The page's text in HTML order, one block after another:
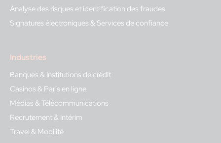
Analyse des risques et identification des fraudes
Signatures électroniques & Services de confiance
Industries
Banques & Institutions de crédit
Casinos & Paris en ligne
Médias & Télécommunications
Recrutement & Intérim
Travel & Mobilité